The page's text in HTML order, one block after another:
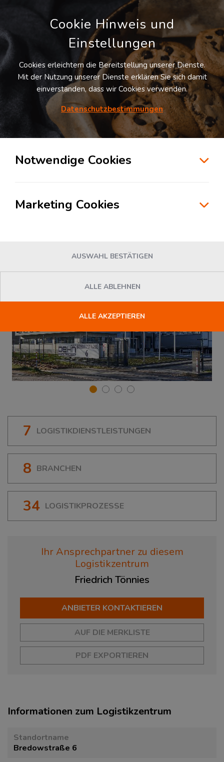
Möchten Sie diesen Suchauftrag
speichern und automatisch über neue
Standorte informiert werden?
20539Hamburg, Deutschland
7 LOGISTIKDIENSTLEISTUNGEN
8 BRANCHEN
34 LOGISTIKPROZESSE
Ihr Ansprechpartner zu diesem
Logistikzentrum
Friedrich Tönnies
ANBIETER KONTAKTIEREN
AUF DIE MERKLISTE
PDF EXPORTIEREN
Informationen zum Logistikzentrum
Standortname
Bredowstraße 6
Cookie Hinweis und
Einstellungen
Cookies erleichtern die Bereitstellung unserer Dienste.
Mit der Nutzung unserer Dienste erklären Sie sich damit
einverstanden, dass wir Cookies verwenden.
Datenschutzbestimmungen
Notwendige Cookies
Marketing Cookies
AUSWAHL BESTÄTIGEN
ALLE ABLEHNEN
ALLE AKZEPTIEREN